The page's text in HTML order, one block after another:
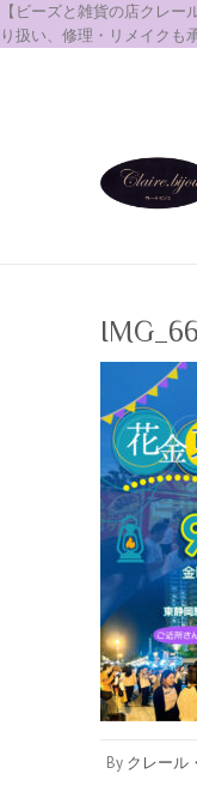
【ビーズと雑貨の店クレ
り扱い、修理・リメイクも
By クレール